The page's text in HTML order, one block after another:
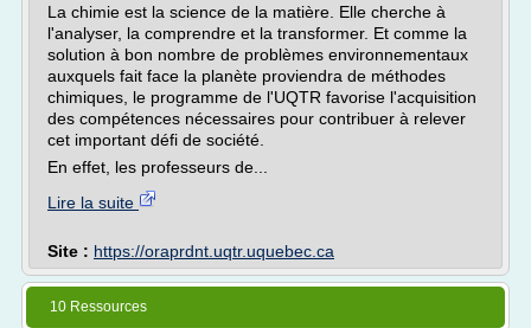
La chimie est la science de la matière. Elle cherche à
l'analyser, la comprendre et la transformer. Et comme la
solution à bon nombre de problèmes environnementaux
auxquels fait face la planète proviendra de méthodes
chimiques, le programme de l'UQTR favorise l'acquisition
des compétences nécessaires pour contribuer à relever
cet important défi de société.
En effet, les professeurs de...
Lire la suite
Site : https://oraprdnt.uqtr.uquebec.ca
10 Ressources